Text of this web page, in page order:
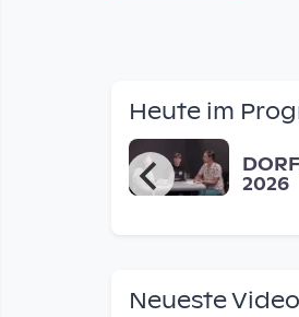
Heute im
2026
Neueste